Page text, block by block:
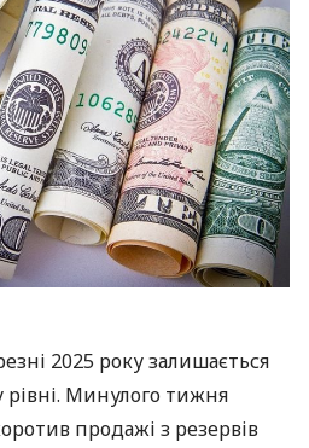
2025 року залишається
Минулого тижня
продажі з резервів